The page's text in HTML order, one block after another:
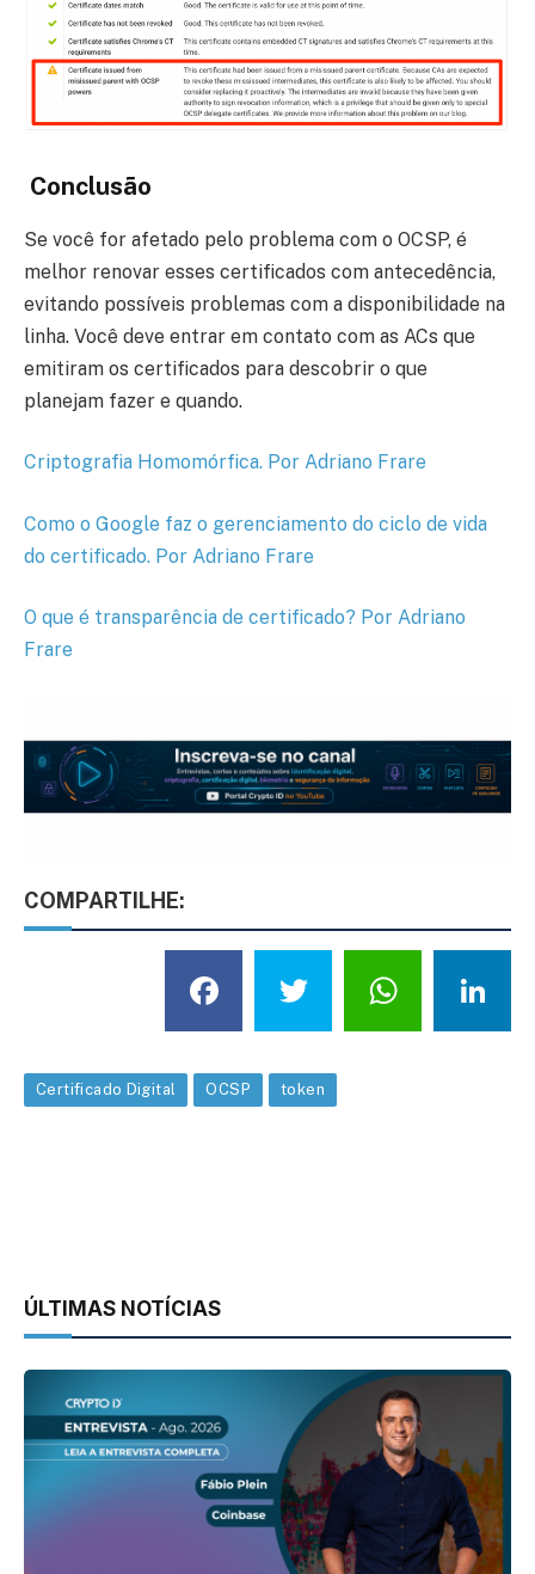
Conclusão
Se você for afetado pelo problema com o OCSP, é
melhor renovar esses certificados com antecedência,
evitando possíveis problemas com a disponibilidade na
linha. Você deve entrar em contato com as ACs que
emitiram os certificados para descobrir o que
planejam fazer e quando.
Criptografia Homomórfica. Por Adriano Frare
Como o Google faz o gerenciamento do ciclo de vida
do certificado. Por Adriano Frare
O que é transparência de certificado? Por Adriano
Frare
COMPARTILHE:
Facebook
Twitter
Certificado Digital OCSP token
ÚLTIMAS NOTÍCIAS